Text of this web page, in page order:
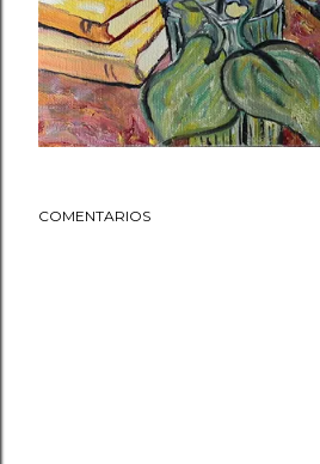
COMENTARIOS